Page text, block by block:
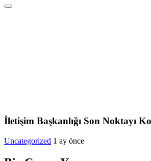
İletişim Başkanlığı Son Noktayı
Uncategorized 1 ay önce